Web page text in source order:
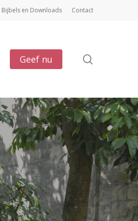
Bijbels en Downloads Contact
Geef nu